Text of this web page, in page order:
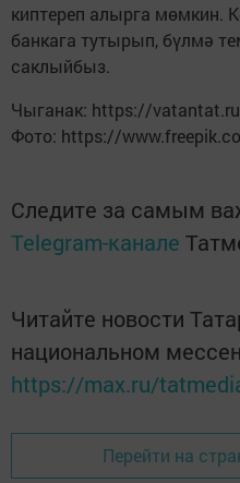
киптереп алырга мөмкин.
банкага тутырып, бүлмә
саклыйбыз.
Чыганак: https://
Фото: https://
Следите за самым
Telegram-канале
Читайте новости
национальном
https://max.ru/
Перейти на